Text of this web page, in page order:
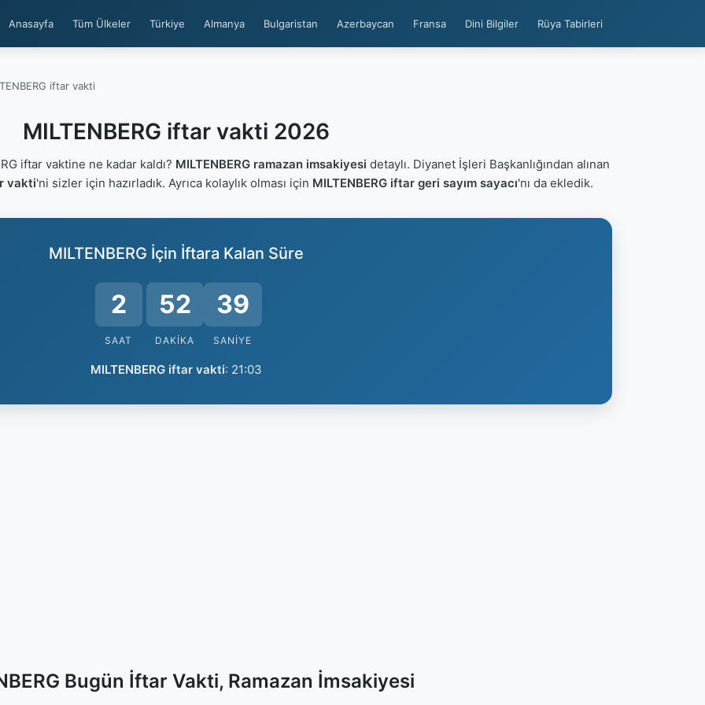
Anasayfa Tüm Ülkeler Türkiye Almanya Bulgaristan Azerbaycan Fransa Dini Bilgiler Rüya Tabirleri
iftar vakti
MILTENBERG iftar vakti 2026
iftar vaktine ne kadar kaldı? MILTENBERG ramazan imsakiyesi detaylı. Diyanet İşleri Başkanlığından alınan
vakti'ni sizler için hazırladık. Ayrıca kolaylık olması için MILTENBERG iftar geri sayım sayacı'nı da ekledik.
MILTENBERG İçin İftara Kalan Süre
2
SAAT
52
DAKIKA
38
SANIYE
MILTENBERG iftar vakti: 21:03
Bugün İftar Vakti, Ramazan İmsakiyesi